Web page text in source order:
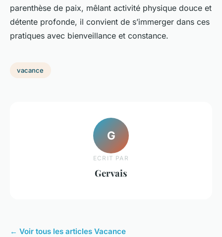
parenthèse de paix, mêlant activité physique douce et
détente profonde, il convient de s’immerger dans ces
pratiques avec bienveillance et constance.
vacance
G
ECRIT PAR
Gervais
← Voir tous les articles Vacance